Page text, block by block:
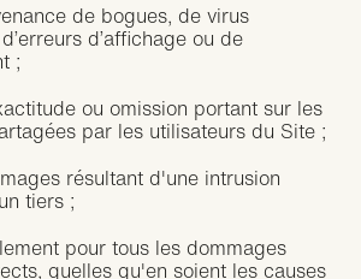
de bogues, de virus
d’affichage ou de
;
ou omission portant sur les
par les utilisateurs du Site ;
résultant d'une intrusion
tiers ;
pour tous les dommages
quelles qu'en soient les causes